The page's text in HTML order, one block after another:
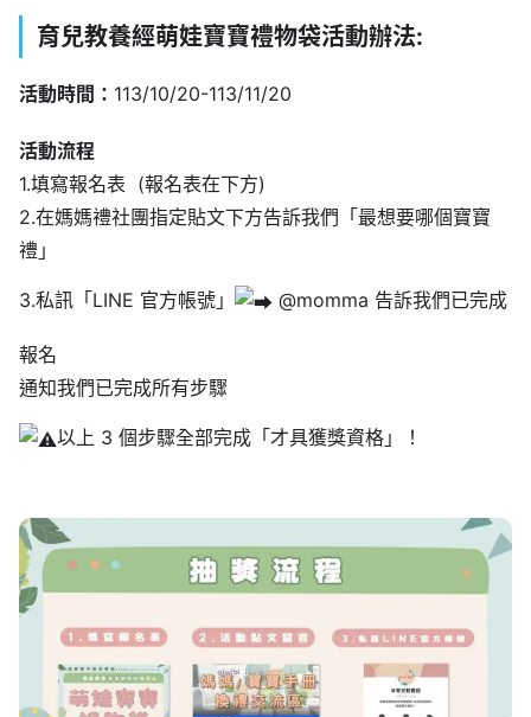
育兒教養經萌娃寶寶禮物袋活動辦法:
活動時間： 113/10/20-113/11/20
活動流程
1.填寫報名表 ​ (報名表在下方)
2.在媽媽禮社團指定貼文下方告訴我們「最想要哪個寶寶
禮」
3.私訊「LINE 官方帳號」 @momma 告訴我們已完成
報名
通知我們已完成所有步驟
以上 3 個步驟全部完成「才具獲獎資格」！